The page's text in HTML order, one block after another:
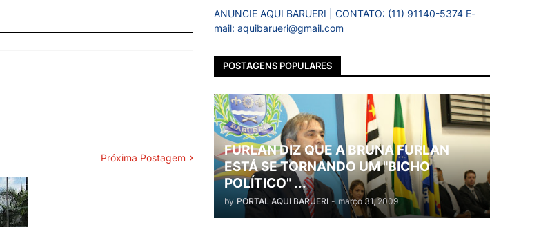
Próxima Postagem
ANUNCIE AQUI BARUERI | CONTATO: (11) 91140-5374 E-
mail: aquibarueri@gmail.com
POSTAGENS POPULARES
FURLAN DIZ QUE A BRUNA FURLAN
ESTÁ SE TORNANDO UM "BICHO
POLÍTICO" ...
by PORTAL AQUI BARUERI - março 31, 2009